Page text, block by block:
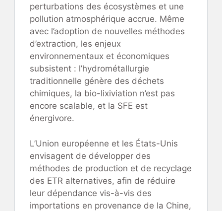
perturbations des écosystèmes et une
pollution atmosphérique accrue. Même
avec l’adoption de nouvelles méthodes
d’extraction, les enjeux
environnementaux et économiques
subsistent : l’hydrométallurgie
traditionnelle génère des déchets
chimiques, la bio-lixiviation n’est pas
encore scalable, et la SFE est
énergivore.
L’Union européenne et les États-Unis
envisagent de développer des
méthodes de production et de recyclage
des ETR alternatives, afin de réduire
leur dépendance vis-à-vis des
importations en provenance de la Chine,